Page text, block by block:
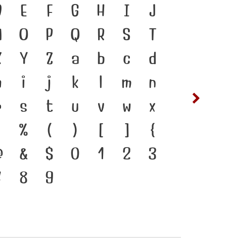
E F G H I
J
O P Q R S
T
Y Z a b c
d
i j k l m
n
s t u v w
x
% ( ) [ ]
{
& $ 0 1 2
3
8 9
มือสำคัญที่ทำให้ความเป็น
าษา คือ สะพานเชื่อมตัวตน
อดีตสู่ปัจจุบัน ตัวพิมพ์ คือ
ทำให้ภาษาดำรงอยู่ได้ แบบ
นกระแสการเปลี่ยนแปลง
ร่งของสะพานที่เชื่อมตัวตน
จุบันสู่อนาคต
ห